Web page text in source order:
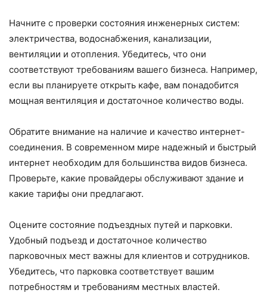
Начните с проверки состояния инженерных систем:
электричества, водоснабжения, канализации,
вентиляции и отопления. Убедитесь, что они
соответствуют требованиям вашего бизнеса. Например,
если вы планируете открыть кафе, вам понадобится
мощная вентиляция и достаточное количество воды.
Обратите внимание на наличие и качество интернет-
соединения. В современном мире надежный и быстрый
интернет необходим для большинства видов бизнеса.
Проверьте, какие провайдеры обслуживают здание и
какие тарифы они предлагают.
Оцените состояние подъездных путей и парковки.
Удобный подъезд и достаточное количество
парковочных мест важны для клиентов и сотрудников.
Убедитесь, что парковка соответствует вашим
потребностям и требованиям местных властей.